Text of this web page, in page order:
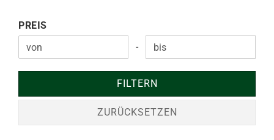
PREIS
PREIS
Preis bis
-
FILTERN
ZURÜCKSETZEN